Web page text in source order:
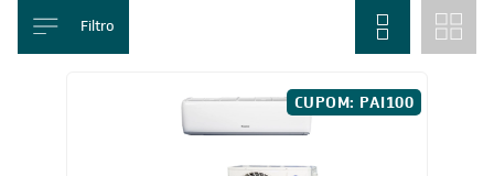
R$ 11.626,10
CUPOM: POTENCIA200